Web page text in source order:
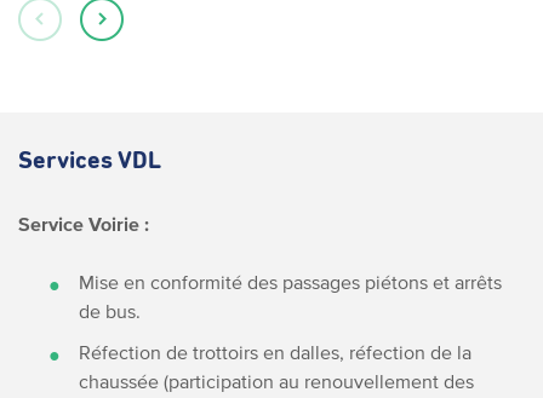
Services VDL
Service Voirie :
Mise en conformité des passages piétons et arrêts
de bus.
Réfection de trottoirs en dalles, réfection de la
chaussée (participation au renouvellement des